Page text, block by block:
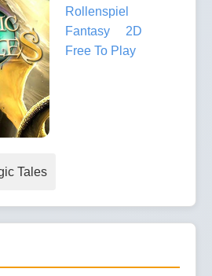
Rollenspiel
Fantasy
2D
Free To Play
Tales